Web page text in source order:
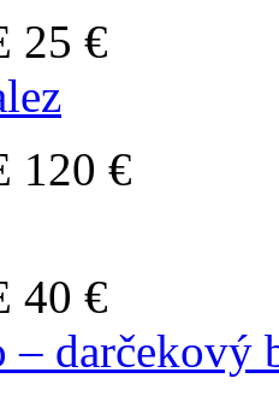
25 €
120 €
40 €
– darčekový